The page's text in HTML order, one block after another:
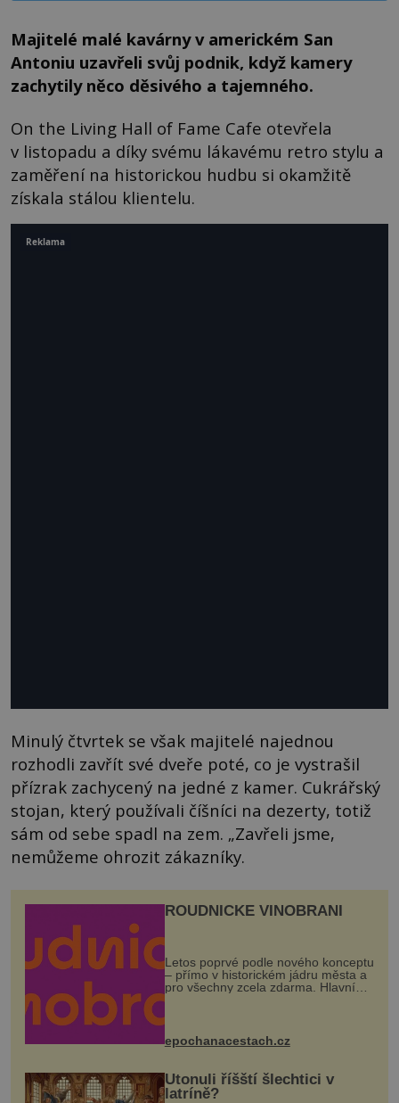
Majitelé malé kavárny v americkém San
Antoniu uzavřeli svůj podnik, když kamery
zachytily něco děsivého a tajemného.
On the Living Hall of Fame Cafe otevřela
v listopadu a díky svému lákavému retro stylu a
zaměření na historickou hudbu si okamžitě
získala stálou klientelu.
Minulý čtvrtek se však majitelé najednou
rozhodli zavřít své dveře poté, co je vystrašil
přízrak zachycený na jedné z kamer. Cukrářský
stojan, který používali číšníci na dezerty, totiž
sám od sebe spadl na zem. „Zavřeli jsme,
nemůžeme ohrozit zákazníky.
ROUDNICKÉ VINOBRANÍ
Letos poprvé podle nového konceptu
– přímo v historickém jádru města a
pro všechny zcela zdarma. Hlavní
program se odehraje na Karlově a
mohou těšit na víno, burčák, pes...
epochanacestach.cz
Utonuli říšští šlechtici v
latríně?
Reklama